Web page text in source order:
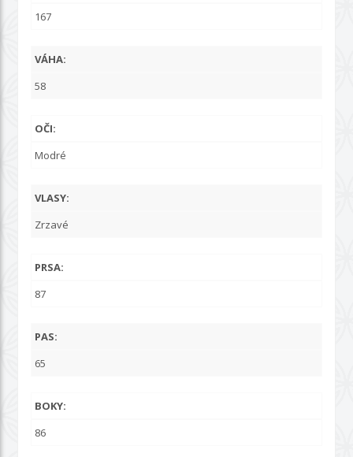
167
VÁHA:
58
OČI:
Modré
VLASY:
Zrzavé
PRSA:
87
PAS:
65
BOKY:
86